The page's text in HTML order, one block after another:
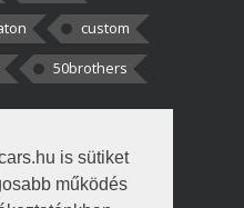
is sütiket
működés
custom
50brothers
Én csak két
hogy fél autót,